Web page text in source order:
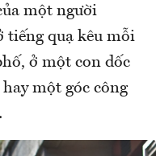
một người
tiếng quạ kêu mỗi
ở một con dốc
một góc công